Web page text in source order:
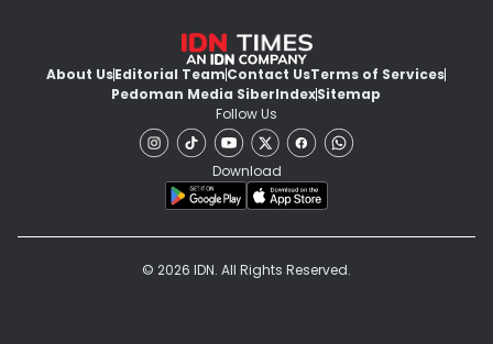
About UsEditorial TeamContact UsTerms of Services
Pedoman Media SiberIndexSitemap
Follow Us
Download
© 2026 IDN. All Rights Reserved.